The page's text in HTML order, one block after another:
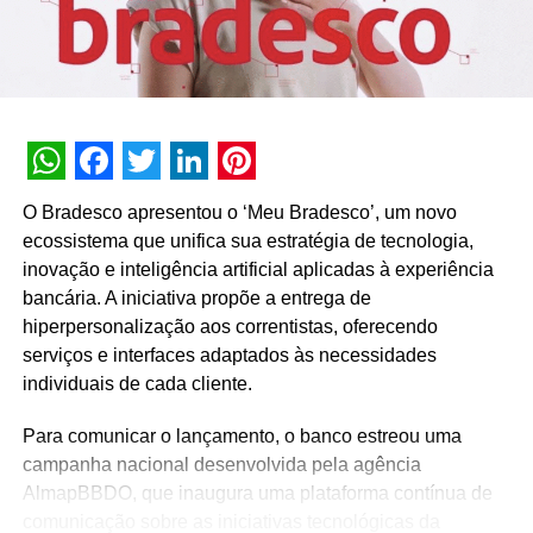
NÃO PERCA
Marcas brasileiras estão no topo relatório
BrandZTM das Marcas Latino-americanas Mais
Valiosas em 2020
WhatsApp
Facebook
Twitter
LinkedIn
Pinterest
O Bradesco apresentou o ‘Meu Bradesco’, um novo
ecossistema que unifica sua estratégia de tecnologia,
inovação e inteligência artificial aplicadas à experiência
bancária. A iniciativa propõe a entrega de
hiperpersonalização aos correntistas, oferecendo
serviços e interfaces adaptados às necessidades
individuais de cada cliente.
Para comunicar o lançamento, o banco estreou uma
campanha nacional desenvolvida pela agência
AlmapBBDO, que inaugura uma plataforma contínua de